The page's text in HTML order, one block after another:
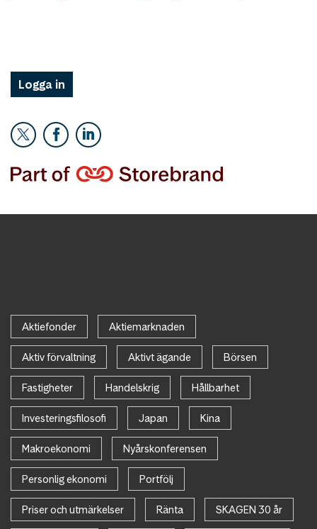
Logga in
Aktiefonder Aktiemarknaden
Aktiv förvaltning Aktivt ägande Börsen
Fastigheter Handelskrig Hållbarhet
Investeringsfilosofi Japan Kina
Makroekonomi Nyårskonferensen
Personlig ekonomi Portfölj
Priser och utmärkelser Ränta SKAGEN 30 år